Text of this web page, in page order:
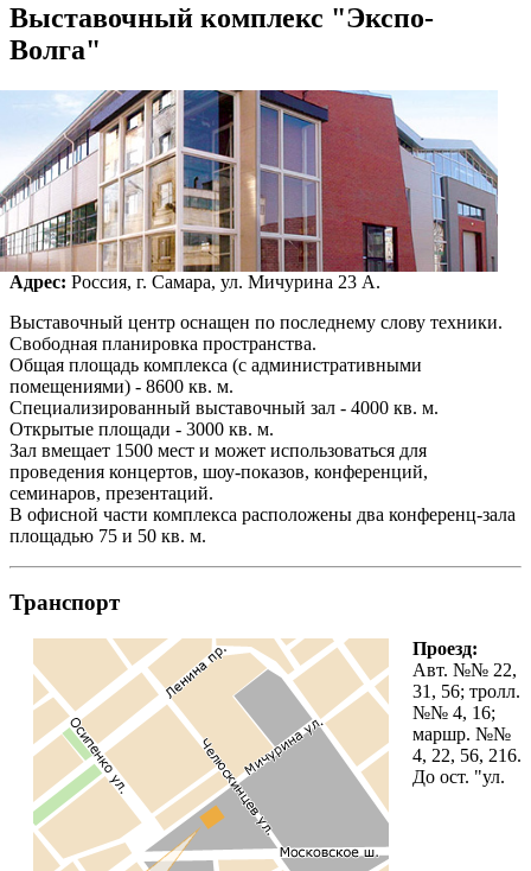
Выставочный комплекс "Экспо-
Волга"
Адрес: Россия, г. Самара, ул. Мичурина 23 А.
Выставочный центр оснащен по последнему слову техники.
Свободная планировка пространства.
Общая площадь комплекса (с административными
помещениями) - 8600 кв. м.
Специализированный выставочный зал - 4000 кв. м.
Открытые площади - 3000 кв. м.
Зал вмещает 1500 мест и может использоваться для
проведения концертов, шоу-показов, конференций,
семинаров, презентаций.
В офисной части комплекса расположены два конференц-зала
площадью 75 и 50 кв. м.
Транспорт
Проезд:
Авт. №№ 22,
31, 56; тролл.
№№ 4, 16;
маршр. №№
4, 22, 56, 216.
До ост. "ул.